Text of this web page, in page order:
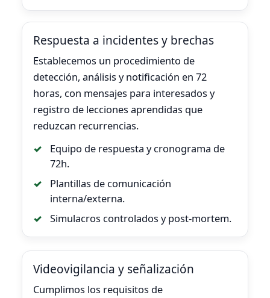
Respuesta a incidentes y brechas
Establecemos un procedimiento de
detección, análisis y notificación en 72
horas, con mensajes para interesados y
registro de lecciones aprendidas que
reduzcan recurrencias.
Equipo de respuesta y cronograma de
72h.
Plantillas de comunicación
interna/externa.
Simulacros controlados y post-mortem.
Videovigilancia y señalización
Cumplimos los requisitos de